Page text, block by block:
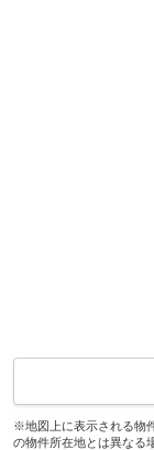
※地図上に表示される物
の物件所在地とは異なる